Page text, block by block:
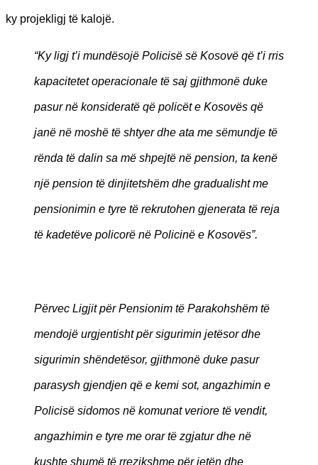
ky projekligj të kalojë.
“Ky ligj t’i mundësojë Policisë së Kosovë që t’i rris
kapacitetet operacionale të saj gjithmonë duke
pasur në konsideratë që policët e Kosovës që
janë në moshë të shtyer dhe ata me sëmundje të
rënda të dalin sa më shpejtë në pension, ta kenë
një pension të dinjitetshëm dhe gradualisht me
pensionimin e tyre të rekrutohen gjenerata të reja
të kadetëve policorë në Policinë e Kosovës”.
Përvec Ligjit për Pensionim të Parakohshëm të
mendojë urgjentisht për sigurimin jetësor dhe
sigurimin shëndetësor, gjithmonë duke pasur
parasysh gjendjen që e kemi sot, angazhimin e
Policisë sidomos në komunat veriore të vendit,
angazhimin e tyre me orar të zgjatur dhe në
kushte shumë të rrezikshme për jetën dhe